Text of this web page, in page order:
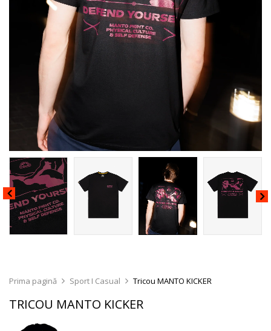
Prima pagină Sport I Casual Tricou MANTO KICKER
TRICOU MANTO KICKER